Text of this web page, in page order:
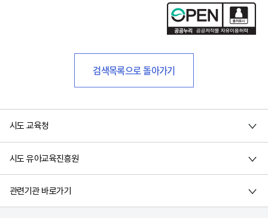
검색목록으로 돌아가기
시도 교육청
시도 유아교육진흥원
관련기관 바로가기